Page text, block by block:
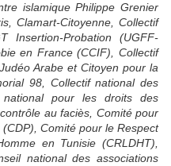
islamique Philippe Grenier
Clamart-Citoyenne, Collectif
Insertion-Probation (UGFF-
en France (CCIF), Collectif
Arabe et Citoyen pour la
98, Collectif national des
national pour les droits des
au faciès, Comité pour
Comité pour le Respect
en Tunisie (CRLDHT),
national des associations